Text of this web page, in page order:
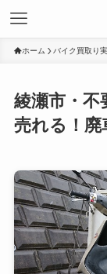
ホーム バイク買取り
綾瀬市・不
売れる！廃